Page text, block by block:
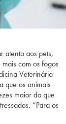
atento aos pets,
com os fogos
Veterinária
que os animais
maior do que
“Para os